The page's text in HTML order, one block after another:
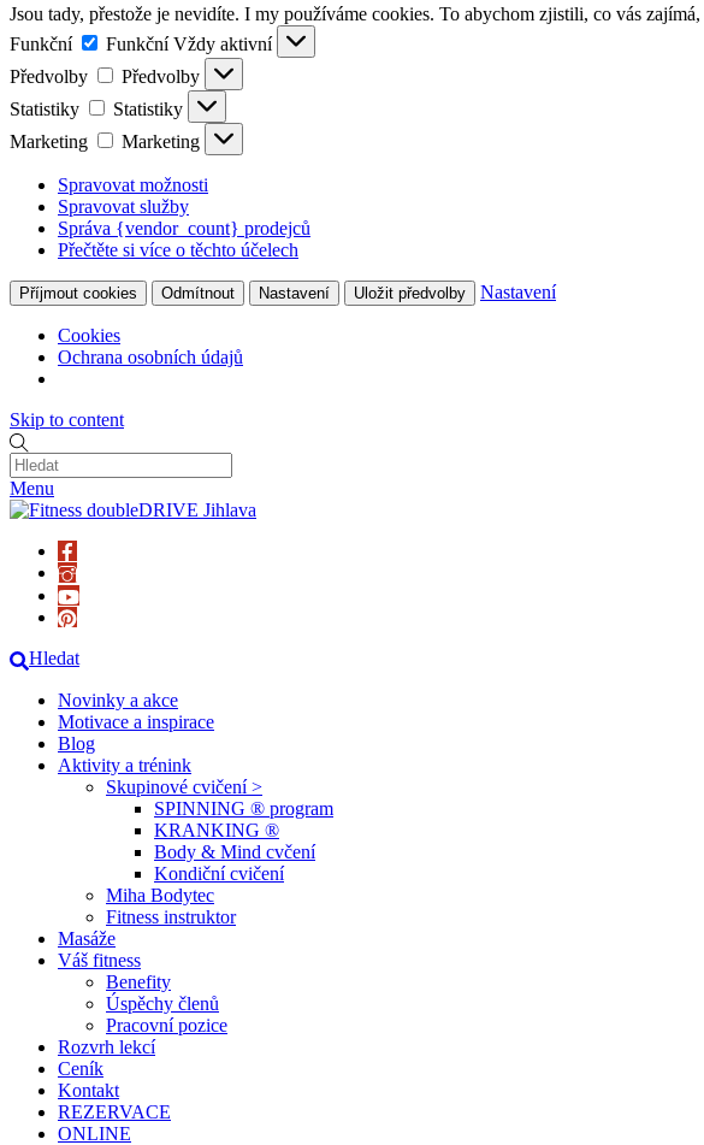
Jsou tady, přestože je nevidíte. I my používáme cookies. To abychom zjistili, co vás
Funkční
Funkční Vždy aktivní
Předvolby
Předvolby
Statistiky
Statistiky
Marketing
Marketing
Spravovat možnosti
Spravovat služby
Správa {vendor_count} prodejců
Přečtěte si více o těchto účelech
Příjmout cookies Odmítnout Nastavení Uložit předvolby Nastavení
Cookies
Ochrana osobních údajů
Skip to content
Menu
Hledat
Novinky a akce
Motivace a inspirace
Blog
Aktivity a trénink
Skupinové cvičení >
SPINNING ® program
KRANKING ®
Body & Mind cvčení
Kondiční cvičení
Miha Bodytec
Fitness instruktor
Masáže
Váš fitness
Benefity
Úspěchy členů
Pracovní pozice
Rozvrh lekcí
Ceník
Kontakt
REZERVACE
ONLINE